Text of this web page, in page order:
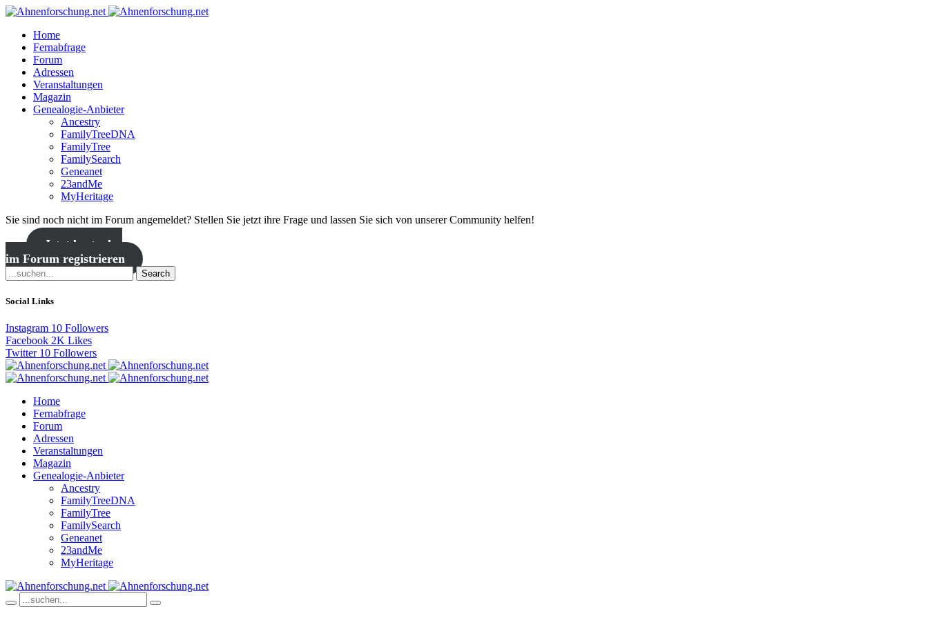
Home
Fernabfrage
Forum
Adressen
Veranstaltungen
Magazin
Genealogie-Anbieter
Ancestry
FamilyTreeDNA
FamilyTree
FamilySearch
Geneanet
23andMe
MyHeritage
Sie sind noch nicht im Forum angemeldet? Stellen Sie jetzt ihre Frage und lassen Sie sich von unserer Community helfen!
Jetzt kostenlos
im Forum registrieren
Search
Social Links
Instagram 10 Followers
Facebook 2K Likes
Twitter 10 Followers
Home
Fernabfrage
Forum
Adressen
Veranstaltungen
Magazin
Genealogie-Anbieter
Ancestry
FamilyTreeDNA
FamilyTree
FamilySearch
Geneanet
23andMe
MyHeritage